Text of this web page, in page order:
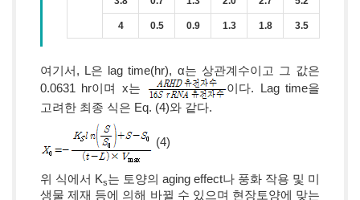
4 0.5 0.9 1.3 1.8 3.5
여기서, L은 lag time(hr), α는 상관계수이고 그 값은
0.0631 hr이며 x는
이다. Lag time을
고려한 최종 식은 Eq. (4)와 같다.
(4)
위 식에서 Ks는 토양의 aging effect나 풍화 작용 및 미
생물 제재 등에 의해 바뀔 수 있으며 현장토양에 맞는